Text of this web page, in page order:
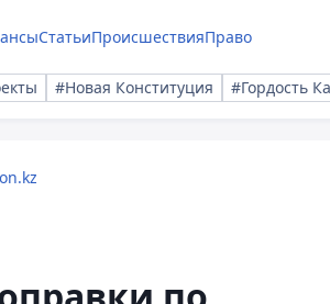
СтатьиПроисшествияПраво
#Новая Конституция #Гордость